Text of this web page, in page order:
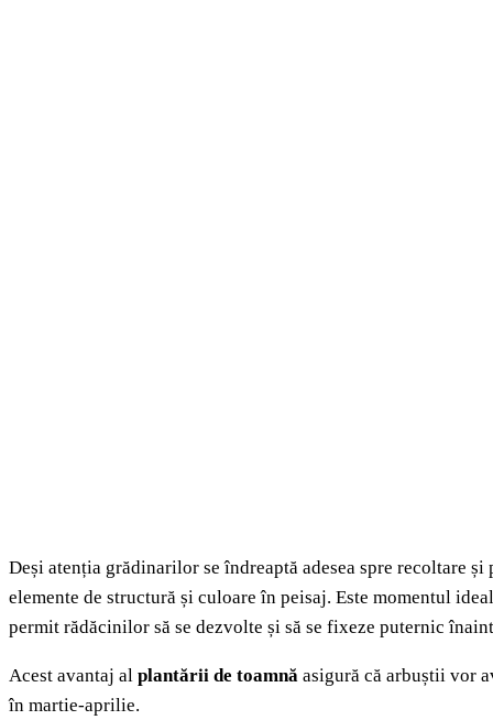
Deși atenția grădinarilor se îndreaptă adesea spre recoltare
elemente de structură și culoare în peisaj. Este momentul
permit rădăcinilor să se dezvolte și să se fixeze puternic
Acest avantaj al plantării de toamnă asigură că arbuștii vor
în martie-aprilie.